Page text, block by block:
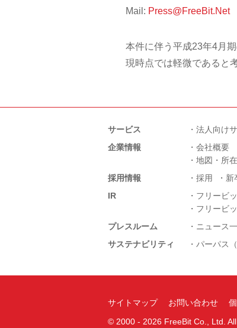
Mail: Press@FreeBit.Net
本件に伴う平成23年4月
現時点では軽微であると
サービス 法人向け
企業情報
会社概要
地図・所
採用情報
採用 新
IR
フリービ
フリービ
プレスルーム
ニュース
サステナビリティ
パーパス
サイトマップ お問い合わせ
© 2000 - 2026 FreeBit Co., Ltd.